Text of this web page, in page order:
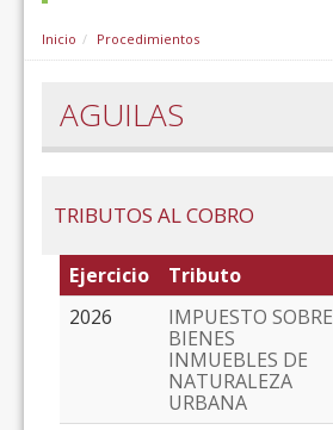
Inicio Procedimientos
AGUILAS
TRIBUTOS AL COBRO
Ejercicio Tributo
2026
IMPUESTO SOBRE
BIENES
INMUEBLES DE
NATURALEZA
URBANA